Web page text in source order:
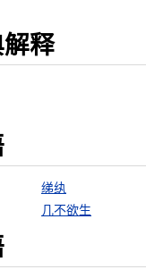
释
绨纨
几不欲生